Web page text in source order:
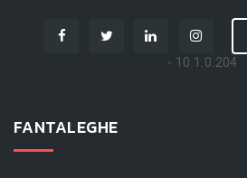
- 10.1.0.204
FANTALEGHE